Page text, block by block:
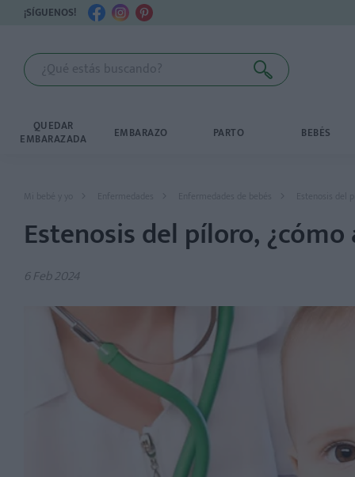
¡SÍGUENOS!
QUEDAR
EMBARAZADA EMBARAZO PARTO BEBÉS
Mi bebé y yo Enfermedades Enfermedades de bebés Estenosis del
Estenosis del píloro,
6 Feb 2024